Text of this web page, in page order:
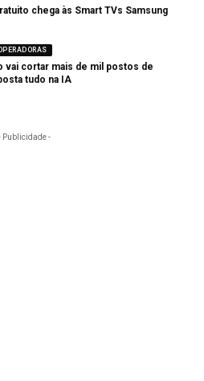
chega às Smart TVs Samsung
vai cortar mais de mil postos de
tudo na IA
Publicidade -